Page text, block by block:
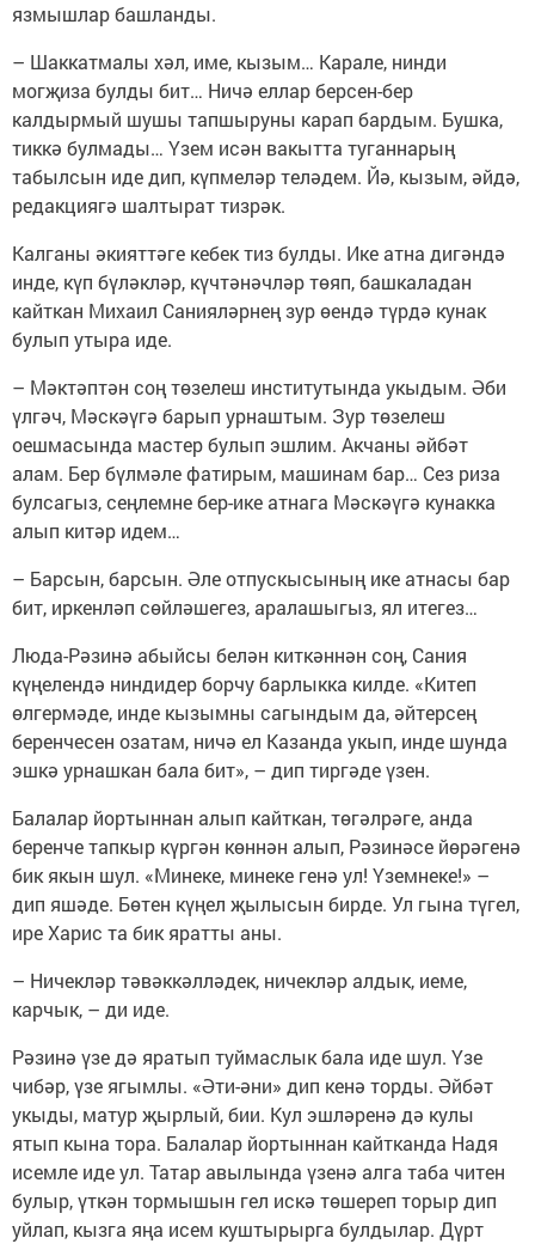
язмышлар башланды.
– Шаккатмалы хәл, име, кызым… Карале, нинди
могҗиза булды бит… Ничә еллар берсен-бер
калдырмый шушы тапшыруны карап бардым. Бушка,
тиккә булмады… Үзем исән вакытта туганнарың
табылсын иде дип, күпмеләр теләдем. Йә, кызым, әйдә,
редакциягә шалтырат тизрәк.
Калганы әкияттәге кебек тиз булды. Ике атна дигәндә
инде, күп бүләкләр, күчтәнәчләр төяп, башкаладан
кайткан Михаил Санияләрнең зур өендә түрдә кунак
булып утыра иде.
– Мәктәптән соң төзелеш институтында укыдым. Әби
үлгәч, Мәскәүгә барып урнаштым. Зур төзелеш
оешмасында мастер булып эшлим. Акчаны әйбәт
алам. Бер бүлмәле фатирым, машинам бар… Сез риза
булсагыз, сеңлемне бер-ике атнага Мәскәүгә кунакка
алып китәр идем…
– Барсын, барсын. Әле отпускысының ике атнасы бар
бит, иркенләп сөйләшегез, аралашыгыз, ял итегез…
Люда-Рәзинә абыйсы белән киткәннән соң, Сания
күңелендә ниндидер борчу барлыкка килде. «Китеп
өлгермәде, инде кызымны сагындым да, әйтерсең
беренчесен озатам, ничә ел Казанда укып, инде шунда
эшкә урнашкан бала бит», – дип тиргәде үзен.
Балалар йортыннан алып кайткан, төгәлрәге, анда
беренче тапкыр күргән көннән алып, Рәзинәсе йөрәгенә
бик якын шул. «Минеке, минеке генә ул! Үземнеке!» –
дип яшәде. Бөтен күңел җылысын бирде. Ул гына түгел,
ире Харис та бик яратты аны.
– Ничекләр тәвәккәлләдек, ничекләр алдык, иеме,
карчык, – ди иде.
Рәзинә үзе дә яратып туймаслык бала иде шул. Үзе
чибәр, үзе ягымлы. «Әти-әни» дип кенә торды. Әйбәт
укыды, матур җырлый, бии. Кул эшләренә дә кулы
ятып кына тора. Балалар йортыннан кайтканда Надя
исемле иде ул. Татар авылында үзенә алга таба читен
булыр, үткән тормышын гел искә төшереп торыр дип
уйлап, кызга яңа исем куштырырга булдылар. Дүрт